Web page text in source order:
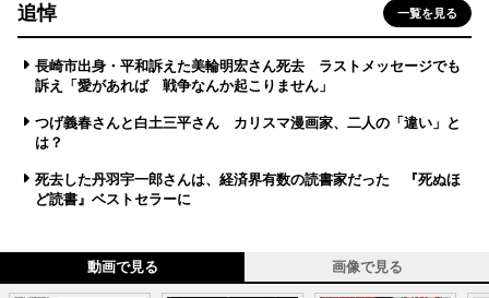
追悼 一覧を見る
長崎市出身・平和訴えた美輪明宏さん死去 ラストメッセージでも
訴え「愛があれば 戦争なんか起こりません」
つげ義春さんと白土三平さん カリスマ漫画家、二人の「違い」と
は？
死去した丹羽宇一郎さんは、経済界有数の読書家だった 『死ぬほ
ど読書』ベストセラーに
動画で見る 画像で見る